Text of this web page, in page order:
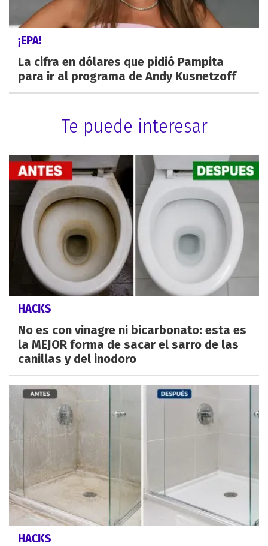
¡EPA!
La cifra en dólares que pidió Pampita
para ir al programa de Andy Kusnetzoff
Te puede interesar
HACKS
No es con vinagre ni bicarbonato: esta es
la MEJOR forma de sacar el sarro de las
canillas y del inodoro
HACKS